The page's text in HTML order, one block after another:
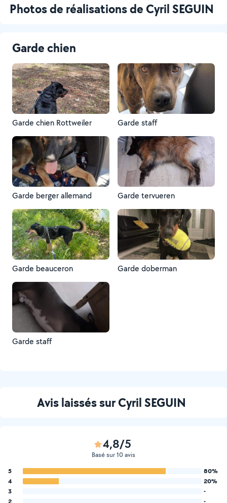
Photos de réalisations de Cyril SEGUIN
Garde chien
Garde chien Rottweiler Garde staff
Garde berger allemand Garde tervueren
Garde beauceron Garde doberman
Garde staff
Avis laissés sur Cyril SEGUIN
4,8/5
Basé sur 10 avis
5
80%
4
20%
3
-
2
-